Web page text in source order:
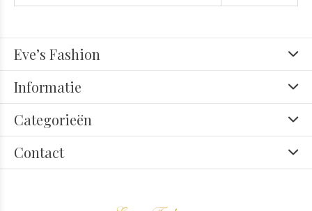
Eve’s Fashion
Informatie
Categorieën
Contact